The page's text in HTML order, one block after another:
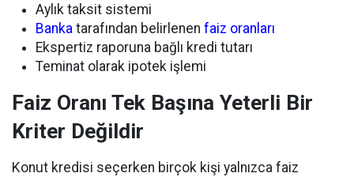
Aylık taksit sistemi
Banka tarafından belirlenen faiz oranları
Ekspertiz raporuna bağlı kredi tutarı
Teminat olarak ipotek işlemi
Faiz Oranı Tek Başına Yeterli Bir
Kriter Değildir
Konut kredisi seçerken birçok kişi yalnızca faiz